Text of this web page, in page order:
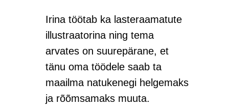
Irina töötab ka lasteraamatute
illustraatorina ning tema
arvates on suurepärane, et
tänu oma töödele saab ta
maailma natukenegi helgemaks
ja rõõmsamaks muuta.